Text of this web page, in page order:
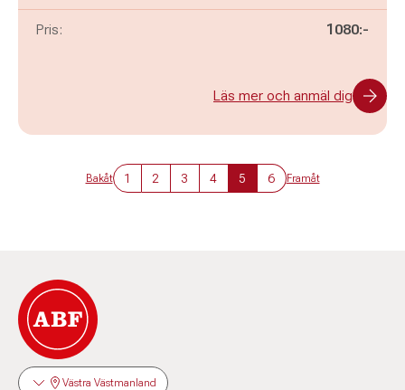
Pris: 1080:-
Läs mer och anmäl dig
Bakåt 1 2 3 4 5 6 Framåt
Västra Västmanland